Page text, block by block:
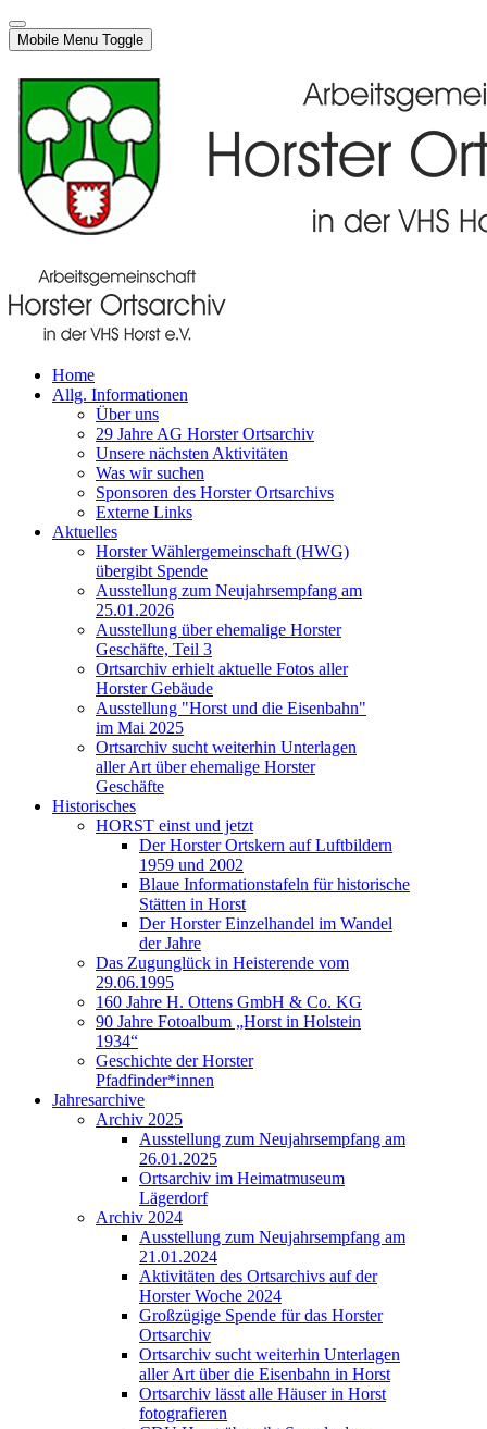
Mobile Menu Toggle
Home
Allg. Informationen
Über uns
29 Jahre AG Horster Ortsarchiv
Unsere nächsten Aktivitäten
Was wir suchen
Sponsoren des Horster Ortsarchivs
Externe Links
Aktuelles
Horster Wählergemeinschaft (HWG)
übergibt Spende
Ausstellung zum Neujahrsempfang am
25.01.2026
Ausstellung über ehemalige Horster
Geschäfte, Teil 3
Ortsarchiv erhielt aktuelle Fotos aller
Horster Gebäude
Ausstellung "Horst und die Eisenbahn"
im Mai 2025
Ortsarchiv sucht weiterhin Unterlagen
aller Art über ehemalige Horster
Geschäfte
Historisches
HORST einst und jetzt
Der Horster Ortskern auf Luftbildern
1959 und 2002
Blaue Informationstafeln für historische
Stätten in Horst
Der Horster Einzelhandel im Wandel
der Jahre
Das Zugunglück in Heisterende vom
29.06.1995
160 Jahre H. Ottens GmbH & Co. KG
90 Jahre Fotoalbum „Horst in Holstein
1934“
Geschichte der Horster
Pfadfinder*innen
Jahresarchive
Archiv 2025
Ausstellung zum Neujahrsempfang am
26.01.2025
Ortsarchiv im Heimatmuseum
Lägerdorf
Archiv 2024
Ausstellung zum Neujahrsempfang am
21.01.2024
Aktivitäten des Ortsarchivs auf der
Horster Woche 2024
Großzügige Spende für das Horster
Ortsarchiv
Ortsarchiv sucht weiterhin Unterlagen
aller Art über die Eisenbahn in Horst
Ortsarchiv lässt alle Häuser in Horst
fotografieren